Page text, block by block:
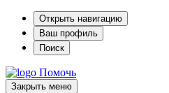
Открыть навигацию
Ваш профиль
Поиск
Помочь
Закрыть меню